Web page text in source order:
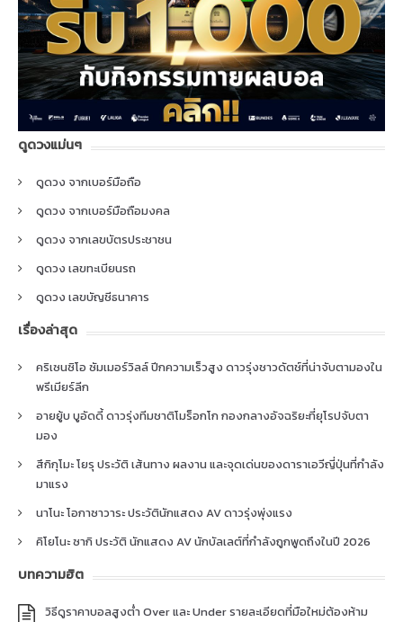
ดูดวงแม่นๆ
ดูดวง จากเบอร์มือถือ
ดูดวง จากเบอร์มือถือมงคล
ดูดวง จากเลขบัตรประชาชน
ดูดวง เลขทะเบียนรถ
ดูดวง เลขบัญชีธนาคาร
เรื่องล่าสุด
คริเซนซิโอ ซัมเมอร์วิลล์ ปีกความเร็วสูง ดาวรุ่งชาวดัตช์ที่น่าจับตามองใน
พรีเมียร์ลีก
อายยู้บ บูอัดดี้ ดาวรุ่งทีมชาติโมร็อกโก กองกลางอัจฉริยะที่ยุโรปจับตา
มอง
สึกิกุโมะ โยรุ ประวัติ เส้นทาง ผลงาน และจุดเด่นของดาราเอวีญี่ปุ่นที่กำลัง
มาแรง
นาโนะ โอกาซาวาระ ประวัตินักแสดง AV ดาวรุ่งพุ่งแรง
คิโยโนะ ซากิ ประวัติ นักแสดง AV นักบัลเลต์ที่กำลังถูกพูดถึงในปี 2026
บทความฮิต
วิธีดูราคาบอลสูงต่ำ Over และ Under รายละเอียดที่มือใหม่ต้องห้าม